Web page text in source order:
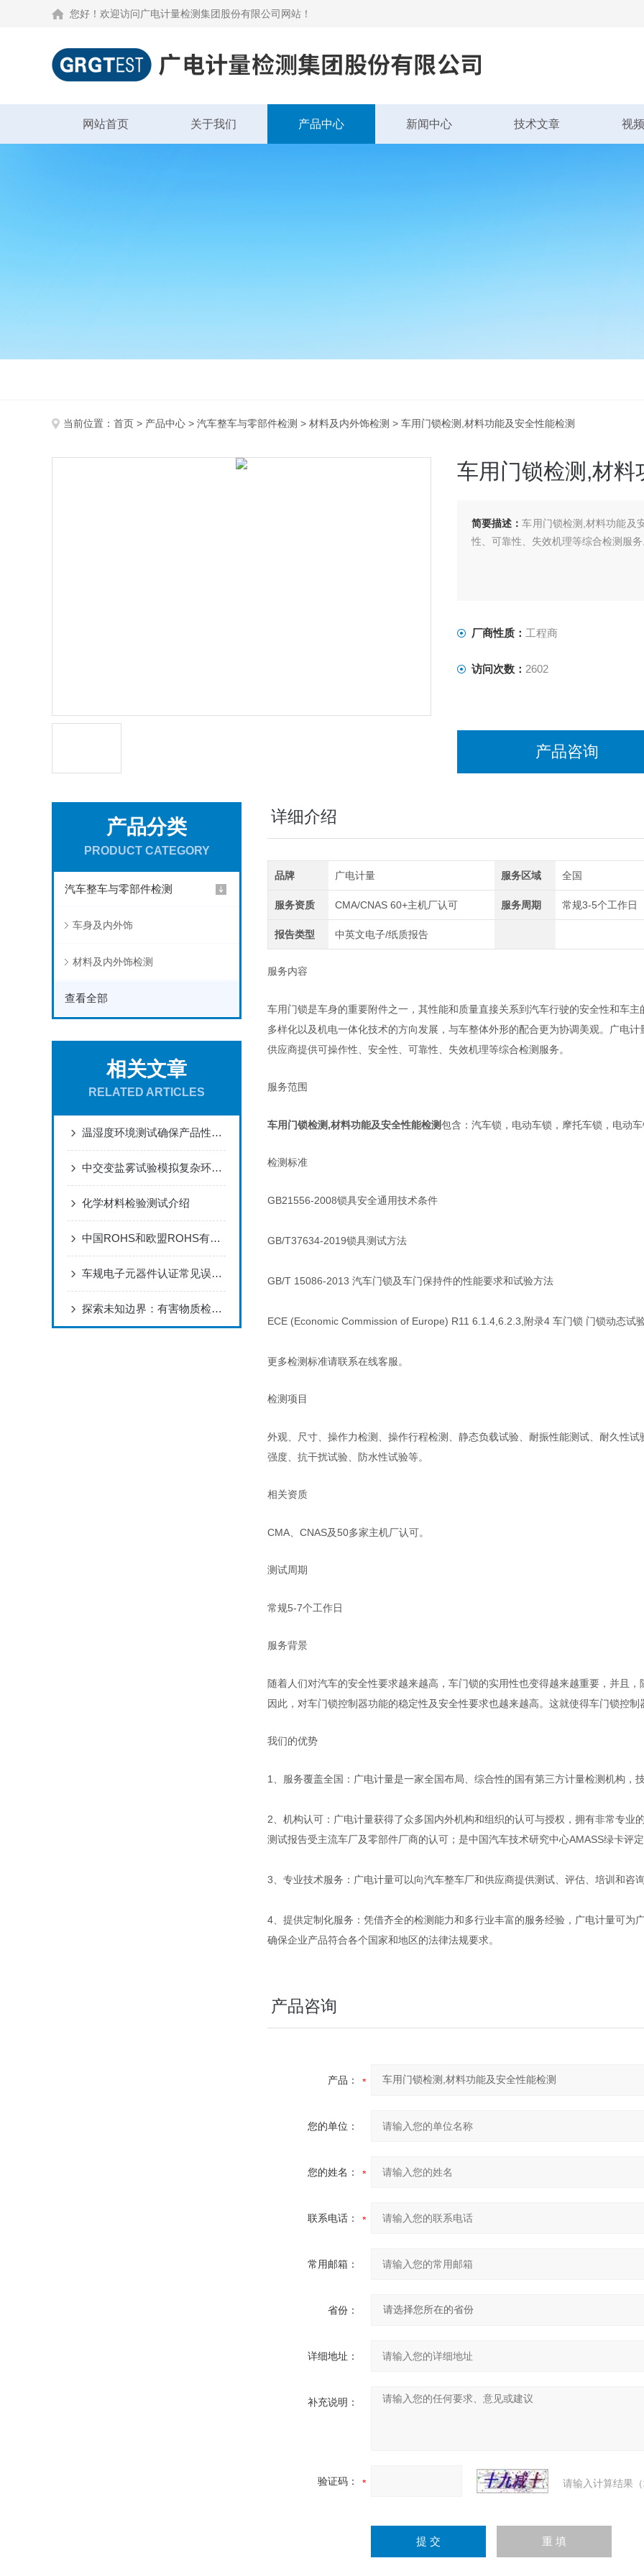
您好！欢迎访问广电计量检测集团股份有限公司网站！
网站首页 关于我们 产品中心 新闻中心 技术文章 视
当前位置： 首页 > 产品中心 > 汽车整车与零部件检测 > 材料及内外饰检测 > 车用门锁检测,材料功能及安全性能检测
车用门锁检测,材料
简要描述：车用门锁检测,材料功能及
性、可靠性、失效机理等综合检测服
厂商性质： 工程商
访问次数： 2602
产品咨询
产品分类
PRODUCT CATEGORY
汽车整车与零部件检测
车身及内外饰
材料及内外饰检测
查看全部
相关文章
RELATED ARTICLES
温湿度环境测试确保产品性能的稳定与可靠
中交变盐雾试验模拟复杂环境，揭开材料耐腐蚀的“真相”
化学材料检验测试介绍
中国ROHS和欧盟ROHS有何不同点？
车规电子元器件认证常见误区：很多企业第一步就做错了
探索未知边界：有害物质检测的新进展
详细介绍
品牌 广电计量 服务区域 全国
服务资质 CMA/CNAS 60+主机厂认可 服务周期 常规3-5个工作日
报告类型 中英文电子/纸质报告
服务内容
车用门锁是车身的重要附件之一，其性能和质量直接关系到汽车行驶的安全性和车
多样化以及机电一体化技术的方向发展，与车整体外形的配合更为协调美观。广电计
供应商提供可操作性、安全性、可靠性、失效机理等综合检测服务。
服务范围
车用门锁检测,材料功能及安全性能检测包含：汽车锁，电动车锁，摩托车锁，电动
检测标准
GB21556-2008锁具安全通用技术条件
GB/T37634-2019锁具测试方法
GB/T 15086-2013 汽车门锁及车门保持件的性能要求和试验方法
ECE (Economic Commission of Europe) R11 6.1.4,6.2.3,附录4 车门锁 门锁动态试
更多检测标准请联系在线客服。
检测项目
外观、尺寸、操作力检测、操作行程检测、静态负载试验、耐振性能测试、耐久性
强度、抗干扰试验、防水性试验等。
相关资质
CMA、CNAS及50多家主机厂认可。
测试周期
常规5-7个工作日
服务背景
随着人们对汽车的安全性要求越来越高，车门锁的实用性也变得越来越重要，并且
因此，对车门锁控制器功能的稳定性及安全性要求也越来越高。这就使得车门锁控
我们的优势
1、服务覆盖全国：广电计量是一家全国布局、综合性的国有第三方计量检测机构，
2、机构认可：广电计量获得了众多国内外机构和组织的认可与授权，拥有非常专
测试报告受主流车厂及零部件厂商的认可；是中国汽车技术研究中心AMASS绿卡评
3、专业技术服务：广电计量可以向汽车整车厂和供应商提供测试、评估、培训和咨
4、提供定制化服务：凭借齐全的检测能力和多行业丰富的服务经验，广电计量可为
确保企业产品符合各个国家和地区的法律法规要求。
产品咨询
产品：
您的单位：
您的姓名：
联系电话：
常用邮箱：
省份：
详细地址：
补充说明：
验证码： 请输入计算结果